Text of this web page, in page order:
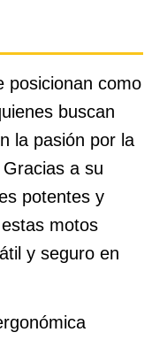
posicionan como
buscan
la pasión por la
a su
potentes y
motos
y seguro en